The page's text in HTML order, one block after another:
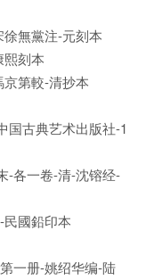
無黨注-元刻本
刻本
第較-清抄本
国古典艺术出版社-1
-各一卷-清-沈镕经-
國鉛印本
一册-姚绍华编-陆